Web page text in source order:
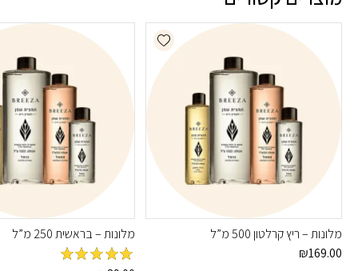
Add wishlist
מלונות – ריץ קרלטון 500 מ”ל
₪169.00
מלונות – בראשית 250 מ”ל